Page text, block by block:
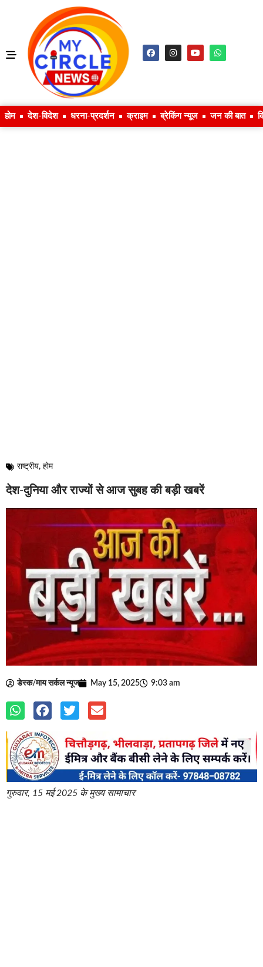
होम देश-विदेश धरना-प्रदर्शन क्राइम ब्रेकिंग न्यूज जन की बात
राष्ट्रीय, होम
देश-दुनिया और राज्यों से आज सुबह की बड़ी खबरें
डेस्क/माय सर्कल न्यूज May 15, 2025 9:03 am
गुरुवार, 15 मई 2025 के मुख्य सामाचार